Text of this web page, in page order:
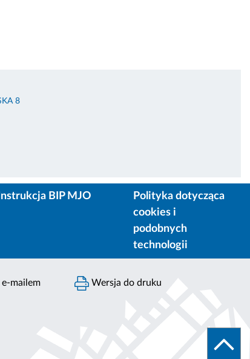
8
Instrukcja BIP MJO
Polityka dotycząca
cookies i
podobnych
technologii
mailem Wersja do druku